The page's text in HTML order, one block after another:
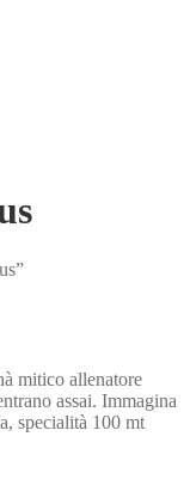
mitico allenatore
assai. Immagina
specialità 100 mt